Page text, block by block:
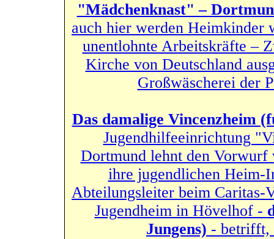
"Mädchenknast" –
auch hier werden Heimkinder
unentlohnte Arbeitskräfte –
Kirche von Deutschland
Großwäscherei der
Das damalige Vincenzheim
Jugendhilfeeinrichtung
Dortmund lehnt den Vorwurf
ihre jugendlichen Heim-
Abteilungsleiter beim Caritas-
Jugendheim in Hövelhof -
Jungens) - betrifft,